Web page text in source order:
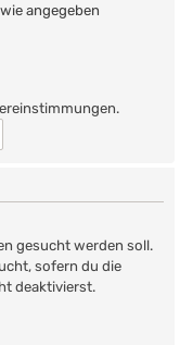
angegeben
gesucht werden soll.
sofern du die
deaktivierst.